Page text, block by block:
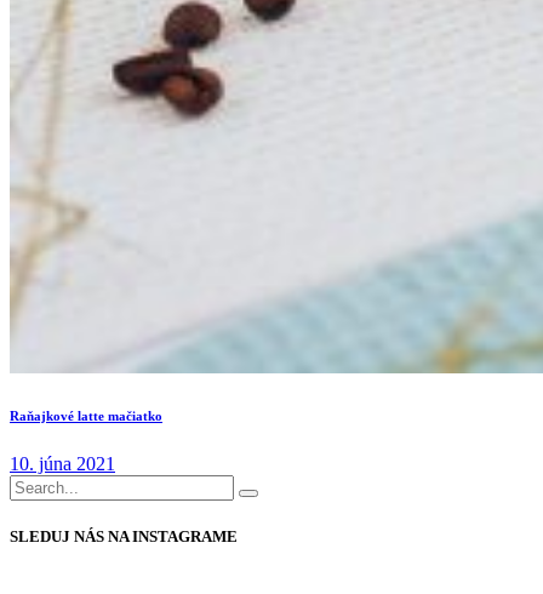
Raňajkové latte mačiatko
10. júna 2021
Search
for:
SLEDUJ NÁS NA INSTAGRAME